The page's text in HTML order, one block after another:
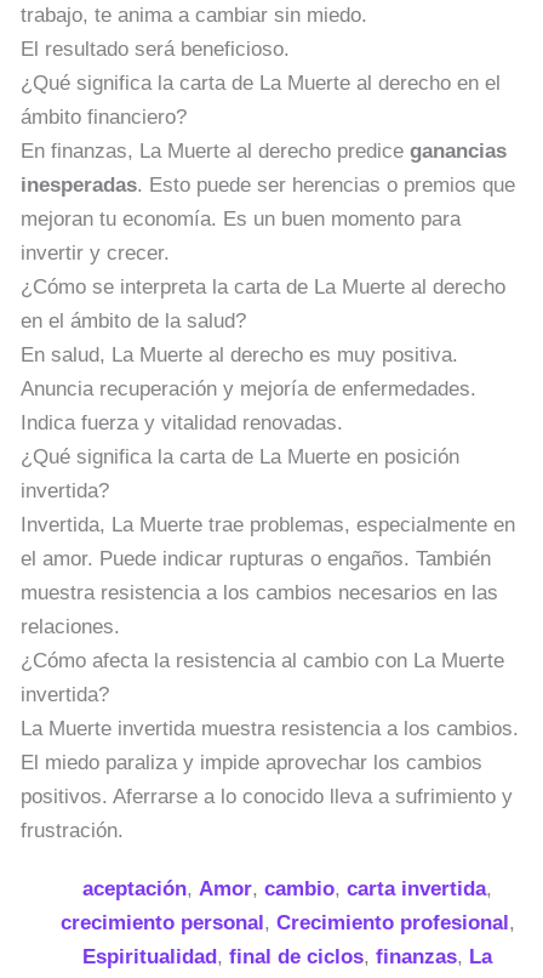
trabajo, te anima a cambiar sin miedo.
El resultado será beneficioso.
¿Qué significa la carta de La Muerte al derecho en el
ámbito financiero?
En finanzas, La Muerte al derecho predice ganancias
inesperadas. Esto puede ser herencias o premios que
mejoran tu economía. Es un buen momento para
invertir y crecer.
¿Cómo se interpreta la carta de La Muerte al derecho
en el ámbito de la salud?
En salud, La Muerte al derecho es muy positiva.
Anuncia recuperación y mejoría de enfermedades.
Indica fuerza y vitalidad renovadas.
¿Qué significa la carta de La Muerte en posición
invertida?
Invertida, La Muerte trae problemas, especialmente en
el amor. Puede indicar rupturas o engaños. También
muestra resistencia a los cambios necesarios en las
relaciones.
¿Cómo afecta la resistencia al cambio con La Muerte
invertida?
La Muerte invertida muestra resistencia a los cambios.
El miedo paraliza y impide aprovechar los cambios
positivos. Aferrarse a lo conocido lleva a sufrimiento y
frustración.
aceptación,Amor,cambio,carta invertida,
crecimiento personal , Crecimiento profesional ,
Espiritualidad ,final de ciclos,finanzas, La